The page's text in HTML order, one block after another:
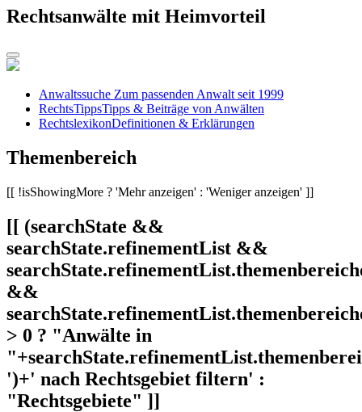
Rechtsanwälte mit Heimvorteil
Anwaltssuche Zum passenden Anwalt seit 1999
RechtsTippsTipps & Beiträge von Anwälten
RechtslexikonDefinitionen & Erklärungen
Themenbereich
[[ !isShowingMore ? 'Mehr anzeigen' : 'Weniger anzeigen' ]]
[[ (searchState &&
searchState.refinementList &&
&&
> 0 ? "Anwälte in
')+' nach Rechtsgebiet filtern' :
"Rechtsgebiete" ]]